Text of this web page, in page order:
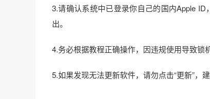
3.请确认系统中已登录你自己的国内Apple
出。
4.务必根据教程正确操作，因违规使用导致锁
5.如果发现无法更新软件，请勿点击“更新”